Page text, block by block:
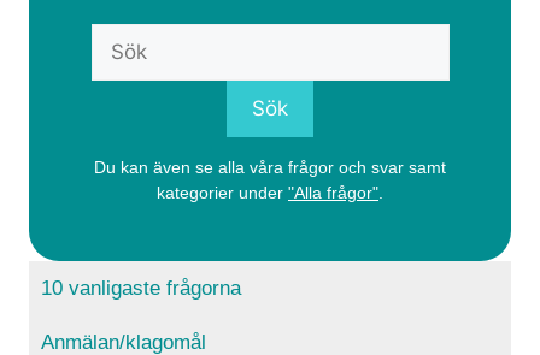
Du kan även se alla våra frågor och svar samt
kategorier under "Alla frågor"
10 vanligaste frågorna
Anmälan/klagomål